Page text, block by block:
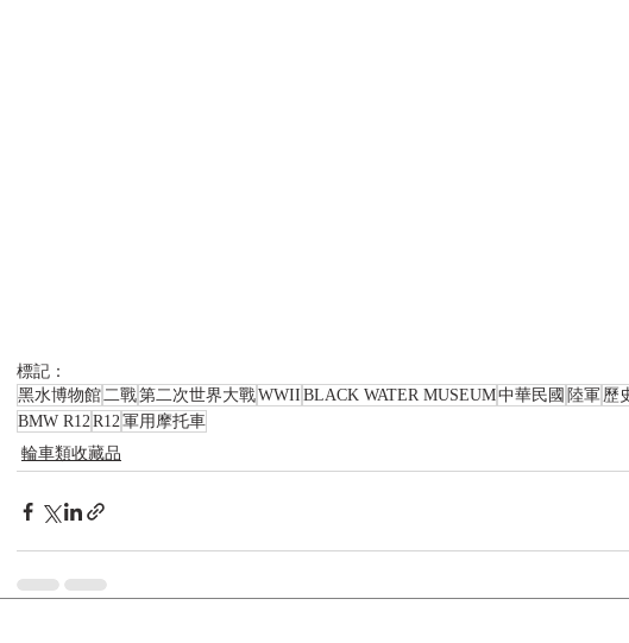
標記：
黑水博物館二戰第二次世界大戰WWII BLACK WATER MUSEUM中華民國 陸軍 歷
BMW R12R12軍用摩托車
輪車類收藏品